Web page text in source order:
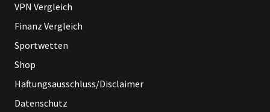
VPN Vergleich
Finanz Vergleich
Sportwetten
Shop
Haftungsausschluss/Disclaimer
Datenschutz